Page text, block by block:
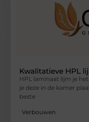
Kwalitatieve HPL
HPL laminaat lijm je
je deze in de kamer
beste
Verbouwen